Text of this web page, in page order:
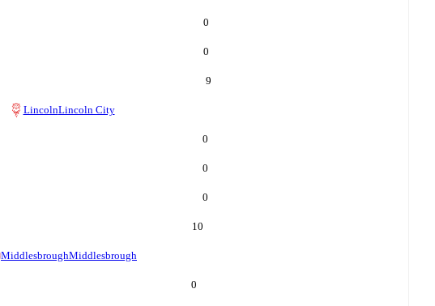
0
0
9
LincolnLincoln City
0
0
0
10
MiddlesbroughMiddlesbrough
0